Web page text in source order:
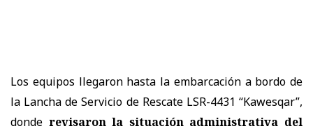
Los equipos llegaron hasta la embarcación a bordo de
la Lancha de Servicio de Rescate LSR-4431 “Kawesqar”,
donde revisaron la situación administrativa del